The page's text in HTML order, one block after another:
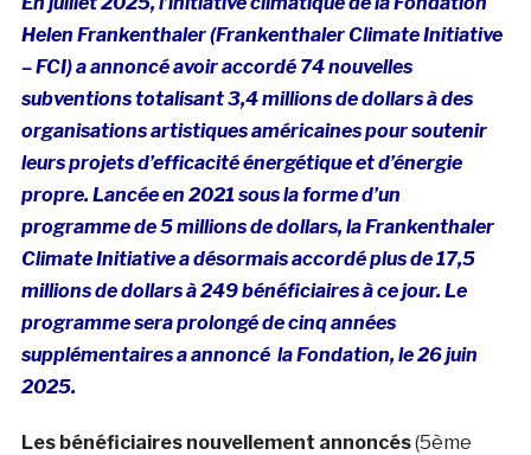
Helen Frankenthaler (Frankenthaler Climate Initiative
– FCI)a annoncé avoir accordé 74 nouvelles
subventions totalisant 3,4 millions de dollars à des
organisations artistiques américaines pour soutenir
leurs projets d’efficacité énergétique et d’énergie
propre. Lancée en 2021 sous la forme d’un
programme de 5 millions de dollars, la Frankenthaler
Climate Initiative a désormais accordé plus de 17,5
millions de dollars à 249 bénéficiaires à ce jour. Le
programme sera prolongé de cinq années
supplémentaires a annoncé la Fondation, le 26 juin
2025.
Les bénéficiaires nouvellement annoncés(5ème